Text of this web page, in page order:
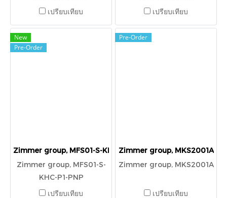
เปรียบเทียบ
เปรียบเทียบ
New
Pre-Order
Zimmer group, MFS01-S-KHC-P1-PNP
Zimmer group, MFS01-S-
KHC-P1-PNP
เปรียบเทียบ
Pre-Order
Zimmer group, MKS2001A
Zimmer group, MKS2001A
เปรียบเทียบ